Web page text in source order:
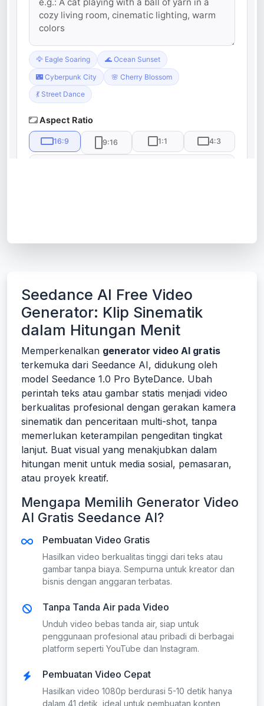
Seedance AI Free Video
Generator: Klip Sinematik
dalam Hitungan Menit
Memperkenalkan generator video AI gratis
terkemuka dari Seedance AI, didukung oleh
model Seedance 1.0 Pro ByteDance. Ubah
perintah teks atau gambar statis menjadi video
berkualitas profesional dengan gerakan kamera
sinematik dan penceritaan multi-shot, tanpa
memerlukan keterampilan pengeditan tingkat
lanjut. Buat visual yang menakjubkan dalam
hitungan menit untuk media sosial, pemasaran,
atau proyek kreatif.
Mengapa Memilih Generator Video
AI Gratis Seedance AI?
Pembuatan Video Gratis
Hasilkan video berkualitas tinggi dari teks atau
gambar tanpa biaya. Sempurna untuk kreator dan
bisnis dengan anggaran terbatas.
Tanpa Tanda Air pada Video
Unduh video bebas tanda air, siap untuk
penggunaan profesional atau pribadi di berbagai
platform seperti YouTube dan Instagram.
Pembuatan Video Cepat
Hasilkan video 1080p berdurasi 5-10 detik hanya
dalam 41 detik, ideal untuk pembuatan konten